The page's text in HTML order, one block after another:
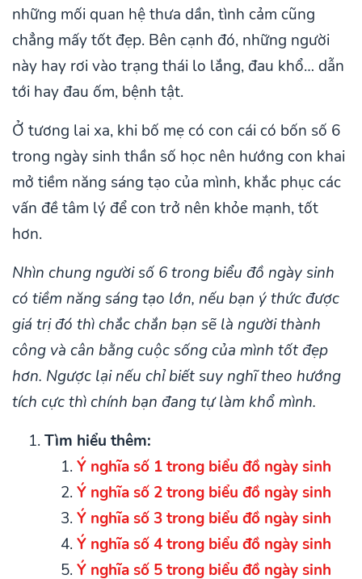
những mối quan hệ thưa dần, tình cảm cũng
chẳng mấy tốt đẹp. Bên cạnh đó, những người
này hay rơi vào trạng thái lo lắng, đau khổ… dẫn
tới hay đau ốm, bệnh tật.
Ở tương lai xa, khi bố mẹ có con cái có bốn số 6
trong ngày sinh thần số học nên hướng con khai
mở tiềm năng sáng tạo của mình, khắc phục các
vấn đề tâm lý để con trở nên khỏe mạnh, tốt
hơn.
Nhìn chung người số 6 trong biểu đồ ngày sinh
có tiềm năng sáng tạo lớn, nếu bạn ý thức được
giá trị đó thì chắc chắn bạn sẽ là người thành
công và cân bằng cuộc sống của mình tốt đẹp
hơn. Ngược lại nếu chỉ biết suy nghĩ theo hướng
tích cực thì chính bạn đang tự làm khổ mình.
Tìm hiểu thêm:
Ý nghĩa số 1 trong biểu đồ ngày sinh
Ý nghĩa số 2 trong biểu đồ ngày sinh
Ý nghĩa số 3 trong biểu đồ ngày sinh
Ý nghĩa số 4 trong biểu đồ ngày sinh
Ý nghĩa số 5 trong biểu đồ ngày sinh